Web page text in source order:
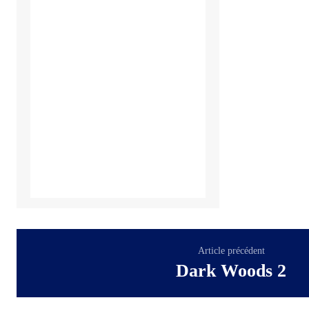
Article précédent
Dark Woods 2